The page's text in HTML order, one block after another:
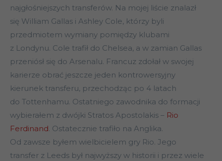
najgłośniejszych transferów. Na mojej liście znalazł
się William Gallas i Ashley Cole, którzy byli
przedmiotem wymiany pomiędzy klubami
z Londynu. Cole trafił do Chelsea, a w zamian Gallas
przeniósł się do Arsenalu. Francuz zdołał w swojej
karierze obrać jeszcze jeden kontrowersyjny
kierunek transferu, przechodząc po 4 latach
do Tottenhamu. Ostatniego zawodnika do formacji
wybierałem z dwójki Stratos Apostolakis – Rio
Ferdinand. Ostatecznie trafiło na Anglika.
Od zawsze byłem wielbicielem gry Rio. Jego
transfer z Leeds był najwyższy w historii i przez wiele